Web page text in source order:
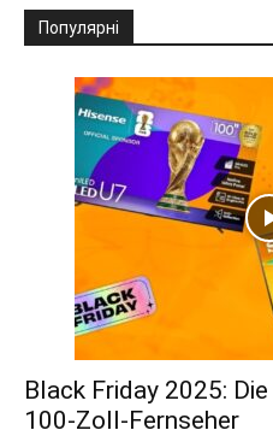
Популярні
Black Friday 2025:
100-Zoll-Fernseher